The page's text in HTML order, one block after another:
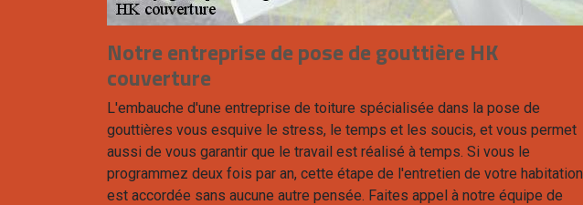
Notre entreprise de pose de gouttière HK
couverture
L'embauche d'une entreprise de toiture spécialisée dans la pose de
gouttières vous esquive le stress, le temps et les soucis, et vous permet
aussi de vous garantir que le travail est réalisé à temps. Si vous le
programmez deux fois par an, cette étape de l'entretien de votre habitation
est accordée sans aucune autre pensée. Faites appel à notre équipe de